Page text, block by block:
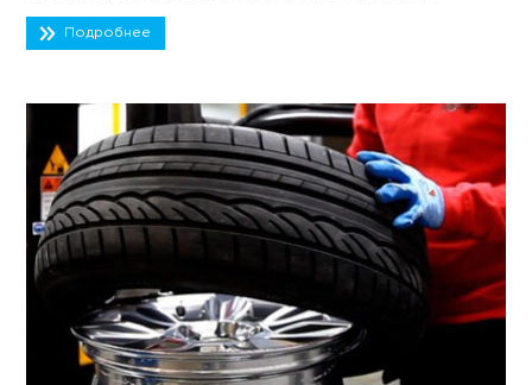
Подробнее